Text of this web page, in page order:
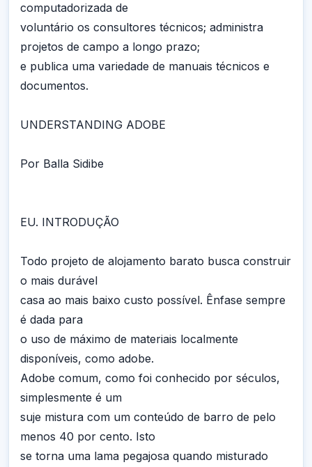
computadorizada de
voluntário os consultores técnicos; administra
projetos de campo a longo prazo;
e publica uma variedade de manuais técnicos e
documentos.
UNDERSTANDING ADOBE
Por Balla Sidibe
EU. INTRODUÇÃO
Todo projeto de alojamento barato busca construir
o mais durável
casa ao mais baixo custo possível. Ênfase sempre
é dada para
o uso de máximo de materiais localmente
disponíveis, como adobe.
Adobe comum, como foi conhecido por séculos,
simplesmente é um
suje mistura com um conteúdo de barro de pelo
menos 40 por cento. Isto
se torna uma lama pegajosa quando misturado